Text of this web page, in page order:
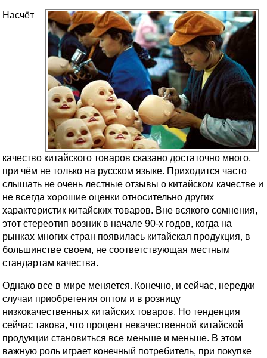
Насчёт
качество китайского товаров сказано достаточно много,
при чём не только на русском языке. Приходится часто
слышать не очень лестные отзывы о китайском качестве и
не всегда хорошие оценки относительно других
характеристик китайских товаров. Вне всякого сомнения,
этот стереотип возник в начале 90-х годов, когда на
рынках многих стран появилась китайская продукция, в
большинстве своем, не соответствующая местным
стандартам качества.
Однако все в мире меняется. Конечно, и сейчас, нередки
случаи приобретения оптом и в розницу
низкокачественных китайских товаров. Но тенденция
сейчас такова, что процент некачественной китайской
продукции становиться все меньше и меньше. В этом
важную роль играет конечный потребитель, при покупке